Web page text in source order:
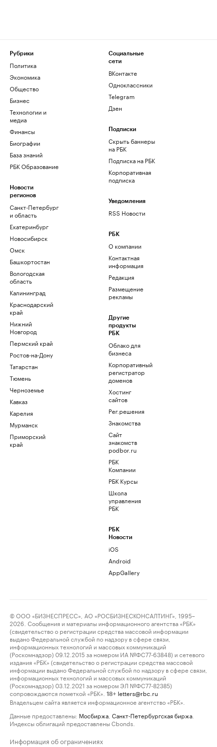
Рубрики
Политика
Экономика
Общество
Бизнес
Технологии и
медиа
Финансы
Биографии
База знаний
РБК Образование
Новости
регионов
Санкт-Петербург
и область
Екатеринбург
Новосибирск
Омск
Башкортостан
Вологодская
область
Калининград
Краснодарский
край
Нижний
Новгород
Пермский край
Ростов-на-Дону
Татарстан
Тюмень
Черноземье
Кавказ
Карелия
Мурманск
Приморский
край
Социальные
сети
ВКонтакте
Одноклассники
Telegram
Дзен
Подписки
Скрыть баннеры
на РБК
Подписка на РБК
Корпоративная
подписка
Уведомления
RSS Новости
РБК
О компании
Контактная
информация
Редакция
Размещение
рекламы
Другие
продукты
РБК
Облако для
бизнеса
Корпоративный
регистратор
доменов
Хостинг
сайтов
Рег.решения
Знакомства
Сайт
знакомств
podbor.ru
РБК
Компании
РБК Курсы
Школа
управления
РБК
РБК
Новости
iOS
Android
AppGallery
© ООО «БИЗНЕСПРЕСС», АО «РОСБИЗНЕСКОНСАЛТИНГ», 1995–
2026. Сообщения и материалы информационного агентства «РБК»
(свидетельство о регистрации средства массовой информации
выдано Федеральной службой по надзору в сфере связи,
информационных технологий и массовых коммуникаций
(Роскомнадзор) 09.12.2015 за номером ИА №ФС77-63848) и сетевого
издания «РБК» (свидетельство о регистрации средства массовой
информации выдано Федеральной службой по надзору в сфере связи,
информационных технологий и массовых коммуникаций
(Роскомнадзор) 03.12.2021 за номером ЭЛ №ФС77-82385)
сопровождаются пометкой «РБК».
18+ letters@rbc.ru
Владельцем сайта является информационное агентство «РБК».
Данные предоставлены: Мосбиржа Санкт-Петербургская биржа
Индексы облигаций предоставлены Cbonds.
Информация об ограничениях